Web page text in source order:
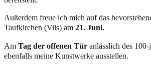
Außerdem freue ich mich auf das
Taufkirchen (Vils) am 21. Juni.
Am Tag der offenen Tür anlässlich des
ebenfalls meine Kunstwerke ausstellen.